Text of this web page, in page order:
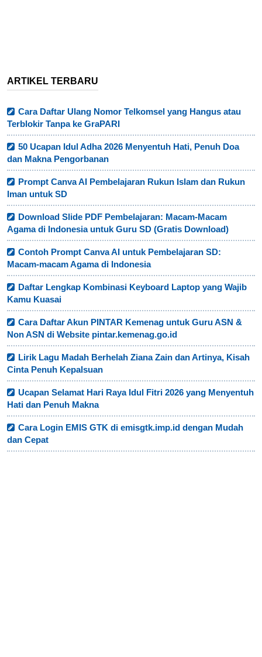
ARTIKEL TERBARU
Cara Daftar Ulang Nomor Telkomsel yang Hangus atau
Terblokir Tanpa ke GraPARI
50 Ucapan Idul Adha 2026 Menyentuh Hati, Penuh Doa
dan Makna Pengorbanan
Prompt Canva AI Pembelajaran Rukun Islam dan Rukun
Iman untuk SD
Download Slide PDF Pembelajaran: Macam-Macam
Agama di Indonesia untuk Guru SD (Gratis Download)
Contoh Prompt Canva AI untuk Pembelajaran SD:
Macam-macam Agama di Indonesia
Daftar Lengkap Kombinasi Keyboard Laptop yang Wajib
Kamu Kuasai
Cara Daftar Akun PINTAR Kemenag untuk Guru ASN &
Non ASN di Website pintar.kemenag.go.id
Lirik Lagu Madah Berhelah Ziana Zain dan Artinya, Kisah
Cinta Penuh Kepalsuan
Ucapan Selamat Hari Raya Idul Fitri 2026 yang Menyentuh
Hati dan Penuh Makna
Cara Login EMIS GTK di emisgtk.imp.id dengan Mudah
dan Cepat